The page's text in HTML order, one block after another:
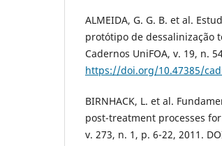
ALMEIDA, G. G. B. et al.
protótipo de dessalinização
Cadernos UniFOA, v. 19, n.
https://doi.org/10.47385/
BIRNHACK, L. et al.
post-treatment processes
v. 273, n. 1, p. 6-22, 2011.